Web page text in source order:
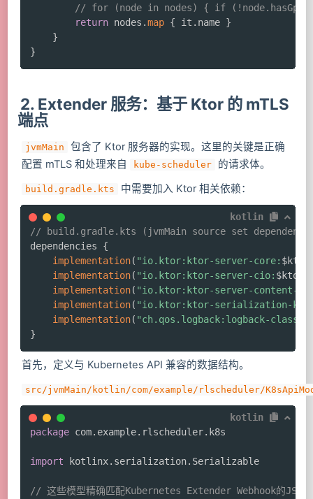
// for (node in nodes) { if (!node.hasGpu)
return nodes .map { it . name }
}
}
2. Extender 服务：基于 Ktor 的 mTLS
端点
jvmMain
包含了 Ktor 服务器的实现。这里的关键是正确
配置 mTLS 和处理来自
kube-scheduler 的请求体。
build.gradle.kts 中需要加入 Ktor 相关依赖：
kotlin
// build.gradle.kts (jvmMain source set
dependencies {
implementation( "io.ktor:ktor-server-core: $
implementation( "io.ktor:ktor-server-cio: $
implementation( "io.ktor:ktor-server-content-
implementation( "io.ktor:ktor-serialization-
implementation( "ch.qos.logback:logback-
}
首先，定义与 Kubernetes API 兼容的数据结构。
src/jvmMain/kotlin/com/example/rlscheduler/
kotlin
package com. example. rlscheduler. k8s
import kotlinx. serialization. Serializable
// 这些模型精确匹配Kubernetes Extender Webhook的JSON